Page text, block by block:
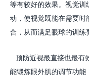
等有较好的效果。视觉训
动，使视觉既能在需要
合，从而满足眼球的训练
预防近视最直接也最有
能锻炼眼外肌的调节功